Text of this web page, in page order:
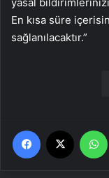
En kısa süre
sağlanılacaktır.”
Facebook